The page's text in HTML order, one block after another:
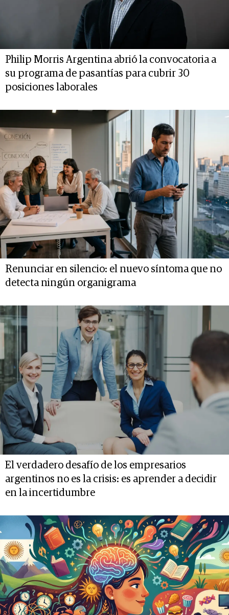
Philip Morris Argentina abrió la convocatoria a
su programa de pasantías para cubrir 30
posiciones laborales
Renunciar en silencio: el nuevo síntoma que no
detecta ningún organigrama
El verdadero desafío de los empresarios
argentinos no es la crisis: es aprender a decidir
en la incertidumbre